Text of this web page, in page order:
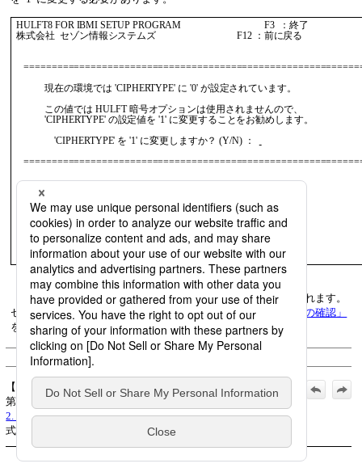
HULFT8 FOR IBMI SETUP PROGRAM                                   F3  ：終了
株式会社  セゾン情報システムズ                                  F12 ：前に戻る
             現在の環境では 'CIPHERTYPE' に '0' が設定されています。
             この値では HULFT 暗号オプションは使用されませんので、
             'CIPHERTYPE' の設定値を '1' に変更することをお勧めします。
                 'CIPHERTYPE' を '1' に変更しますか？ (Y/N) ：
画面2.17暗号化方式の変更画面
［実行］キーを押すと、セットアップ内容の確認画面が表示されます。
セットアップ内容の確認画面については、「セットアップ内容の確認」
を参照してください。
(c) Saison Information Systems Co., Ltd. 1992
【公式】HULFT8 IBMi 導入 マニュアル_2019年3月1日_
第4版発行:
2. 新規導入>2.3 カスタムモードの手順>2.3.12 暗号化方
式の変更